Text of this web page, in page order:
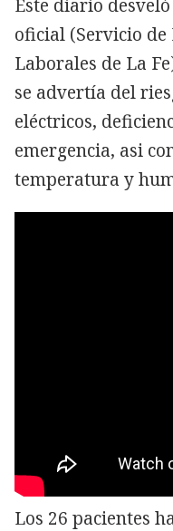
Este diario
oficial (Servicio de
Laborales de La
se advertía del
eléctricos,
emergencia, asi
temperatura y
Los 26 pacientes